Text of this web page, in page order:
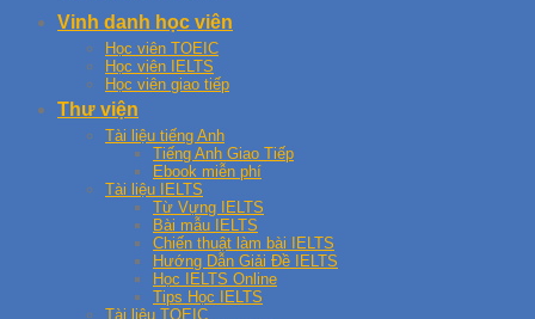
Vinh danh học viên
Học viên TOEIC
Học viên IELTS
Học viên giao tiếp
Thư viện
Tài liệu tiếng Anh
Tiếng Anh Giao Tiếp
Ebook miễn phí
Tài liệu IELTS
Từ Vựng IELTS
Bài mẫu IELTS
Chiến thuật làm bài IELTS
Hướng Dẫn Giải Đề IELTS
Học IELTS Online
Tips Học IELTS
Tài liệu TOEIC